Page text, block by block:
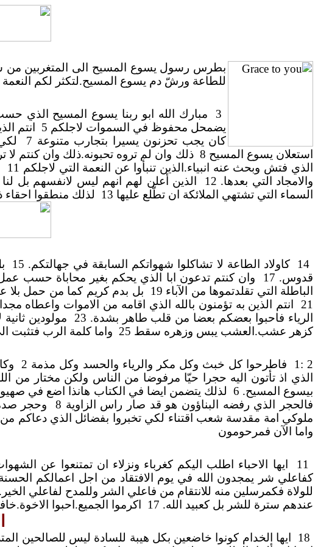
بطرس رسول يسوع المسيح الى المتغربين من
للطاعة ورشّ دم يسوع المسيح.لتكثر لكم النعمة
3 مبارك الله ابو ربنا يسوع المسيح الذي
يضمحل محفوظ في السموات لاجلكم 5
انتم
كان يجب تحزنون يسيرا بتجارب متنوعة 7
استعلان يسوع المسيح 8
ذلك وان لم تروه تحبونه.ذلك وان كنتم لا
الذي فتش وبحث عنه انبياء.الذين تنبأوا عن النعمة التي لاجلكم 11
والامجاد التي بعدها. 12
الذين أعلن لهم انهم ليس لانفسهم بل
السماء التي تشتهي الملائكة ان تطّلع عليها 13
لذلك منطقوا احقاء
14 كاولاد الطاعة لا تشاكلوا شهواتكم السابقة في جهالتكم. 15
قدوس. 17
وان كنتم تدعون ابا الذي يحكم بغير محاباة حسب
الباطلة التي تقلدتموها من الآباء 19
بل بدم كريم كما من حمل بلا
21
انتم الذين به تؤمنون بالله الذي اقامه من الاموات واعطاه
الرياء فاحبوا بعضكم بعضا من قلب طاهر بشدة. 23
مولودين ثانية
كزهر عشب.العشب يبس وزهره سقط 25
واما كلمة الرب فتثبت
2 :1 فاطرحوا كل خبث وكل مكر والرياء والحسد وكل مذمة 2
الذي اذ تأتون اليه حجرا حيّا مرفوضا من الناس ولكن مختار من
بيسوع المسيح. 6
لذلك يتضمن ايضا في الكتاب هانذا اضع في
فالحجر الذي رفضه البناؤون هو قد صار راس الزاوية 8
وحجر
ملوكي امة مقدسة شعب اقتناء لكي تخبروا بفضائل الذي دعاكم من
واما الآن فمرحومون
11 ايها الاحباء اطلب اليكم كغرباء ونزلاء ان تمتنعوا عن
كفاعلي شر يمجدون الله في يوم الافتقاد من اجل اعمالكم الحسنة
للولاة فكمرسلين منه للانتقام من فاعلي الشر وللمدح لفاعلي الخير. 15
عندهم سترة للشر بل كعبيد الله. 17
اكرموا الجميع.احبوا
18 ايها الخدام كونوا خاضعين بكل هيبة للسادة ليس للصالحين